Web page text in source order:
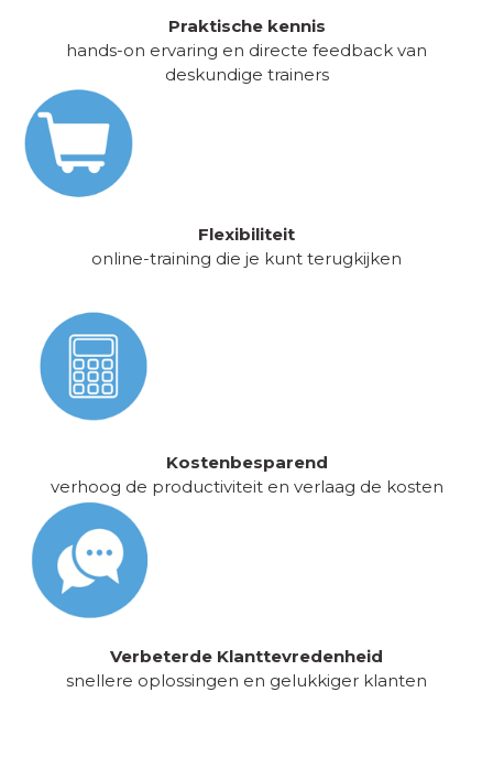
Praktische kennis
hands-on ervaring en directe feedback van
deskundige trainers
Flexibiliteit
online-training die je kunt terugkijken
Kostenbesparend
verhoog de productiviteit en verlaag de kosten
Verbeterde Klanttevredenheid
snellere oplossingen en gelukkiger klanten